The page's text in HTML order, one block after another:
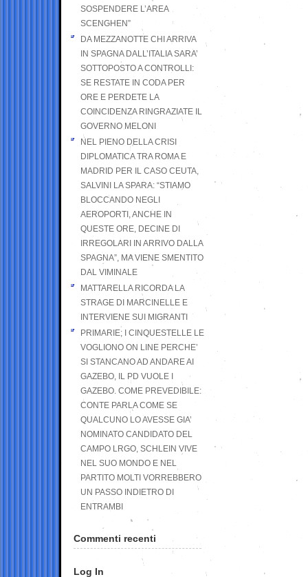
SOSPENDERE L’AREA
SCENGHEN”
DA MEZZANOTTE CHI ARRIVA
IN SPAGNA DALL’ITALIA SARA’
SOTTOPOSTO A CONTROLLI:
SE RESTATE IN CODA PER
ORE E PERDETE LA
COINCIDENZA RINGRAZIATE IL
GOVERNO MELONI
NEL PIENO DELLA CRISI
DIPLOMATICA TRA ROMA E
MADRID PER IL CASO CEUTA,
SALVINI LA SPARA: “STIAMO
BLOCCANDO NEGLI
AEROPORTI, ANCHE IN
QUESTE ORE, DECINE DI
IRREGOLARI IN ARRIVO DALLA
SPAGNA”, MA VIENE SMENTITO
DAL VIMINALE
MATTARELLA RICORDA LA
STRAGE DI MARCINELLE E
INTERVIENE SUI MIGRANTI
PRIMARIE; I CINQUESTELLE LE
VOGLIONO ON LINE PERCHE’
SI STANCANO AD ANDARE AI
GAZEBO, IL PD VUOLE I
GAZEBO. COME PREVEDIBILE:
CONTE PARLA COME SE
QUALCUNO LO AVESSE GIA’
NOMINATO CANDIDATO DEL
CAMPO LRGO, SCHLEIN VIVE
NEL SUO MONDO E NEL
PARTITO MOLTI VORREBBERO
UN PASSO INDIETRO DI
ENTRAMBI
Commenti recenti
Log In